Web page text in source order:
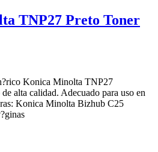
TNP27 Preto Toner
Konica Minolta TNP27
alta calidad. Adecuado para uso en
Konica Minolta Bizhub C25